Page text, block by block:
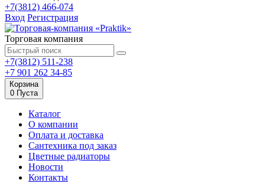
+7(3812) 466-074
Вход Регистрация
Торговая компания
+7(3812) 511-238
+7 901 262 34-85
Корзина
0 Пуста
Каталог
О компании
Оплата и доставка
Сантехника под заказ
Цветные радиаторы
Новости
Контакты